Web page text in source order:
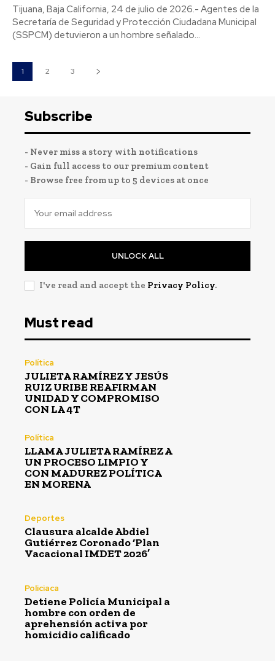
Tijuana, Baja California, 24 de julio de 2026.- Agentes de la
Secretaría de Seguridad y Protección Ciudadana Municipal
(SSPCM) detuvieron a un hombre señalado...
1 2 3
Subscribe
- Never miss a story with notifications
- Gain full access to our premium content
- Browse free from up to 5 devices at once
UNLOCK ALL
I've read and accept the Privacy Policy.
Must read
Política
JULIETA RAMÍREZ Y JESÚS
RUIZ URIBE REAFIRMAN
UNIDAD Y COMPROMISO
CON LA 4T
Política
LLAMA JULIETA RAMÍREZ A
UN PROCESO LIMPIO Y
CON MADUREZ POLÍTICA
EN MORENA
Deportes
Clausura alcalde Abdiel
Gutiérrez Coronado ‘Plan
Vacacional IMDET 2026’
Policiaca
Detiene Policía Municipal a
hombre con orden de
aprehensión activa por
homicidio calificado